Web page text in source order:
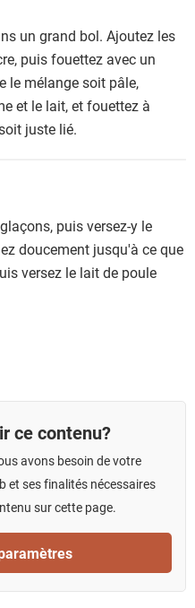
un grand bol. Ajoutez les
puis fouettez avec un
le mélange soit pâle,
et le lait, et fouettez à
juste lié.
puis versez-y le
doucement jusqu'à ce que
versez le lait de poule
ce contenu?
avons besoin de votre
et ses finalités nécessaires
sur cette page.